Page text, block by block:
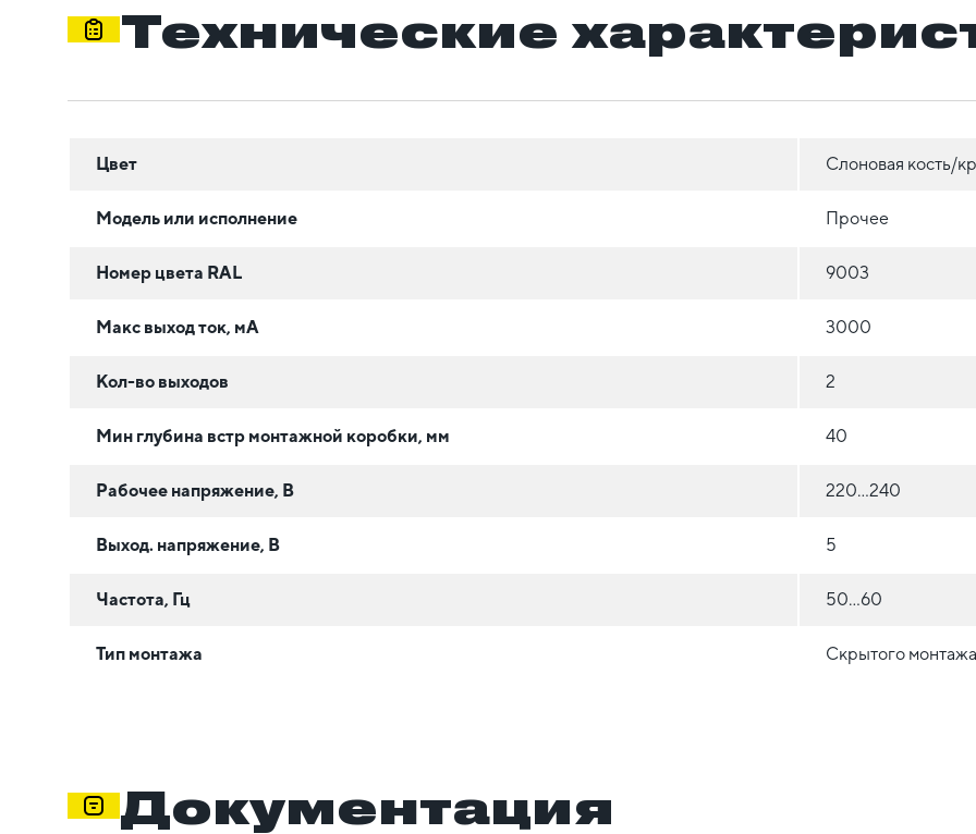
Технические
Цвет Слоновая кость/
Модель или исполнение Прочее
Номер цвета RAL 9003
Макс выход ток, мА 3000
Кол-во выходов 2
Мин глубина встр монтажной коробки, мм 40
Рабочее напряжение, В 220...240
Выход. напряжение, В 5
Частота, Гц 50...60
Тип монтажа Скрытого
Документация